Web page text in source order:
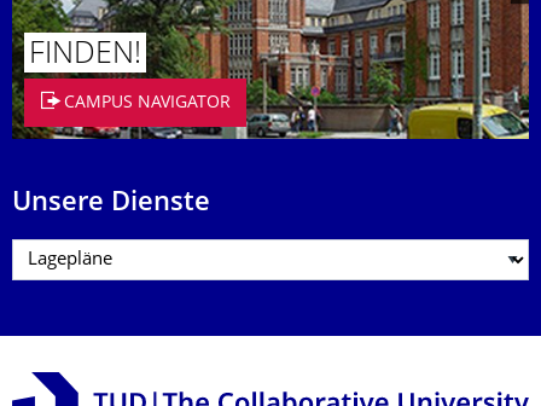
FINDEN!
CAMPUS NAVIGATOR
Unsere Dienste